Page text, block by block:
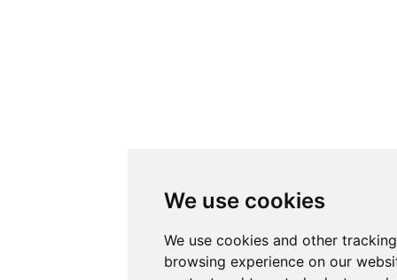
We use cookies
We use cookies and other
browsing experience on our